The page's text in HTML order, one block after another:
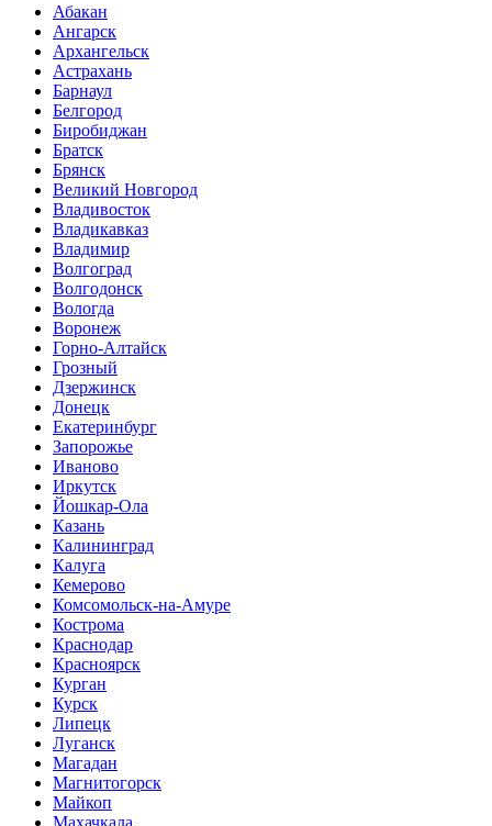
Абакан
Ангарск
Архангельск
Астрахань
Барнаул
Белгород
Биробиджан
Братск
Брянск
Великий Новгород
Владивосток
Владикавказ
Владимир
Волгоград
Волгодонск
Вологда
Воронеж
Горно-Алтайск
Грозный
Дзержинск
Донецк
Екатеринбург
Запорожье
Иваново
Иркутск
Йошкар-Ола
Казань
Калининград
Калуга
Кемерово
Комсомольск-на-Амуре
Кострома
Краснодар
Красноярск
Курган
Курск
Липецк
Луганск
Магадан
Магнитогорск
Майкоп
Махачкала